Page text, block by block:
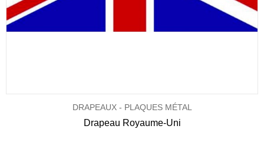
DRAPEAUX - PLAQUES MÉTAL
Drapeau Royaume-Uni